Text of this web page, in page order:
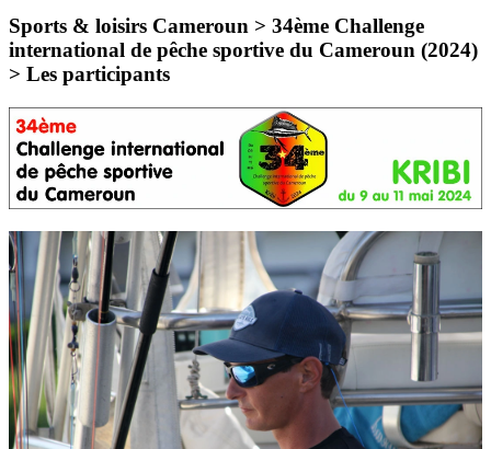
Sports & loisirs Cameroun > 34ème Challenge
international de pêche sportive du Cameroun (2024)
> Les participants